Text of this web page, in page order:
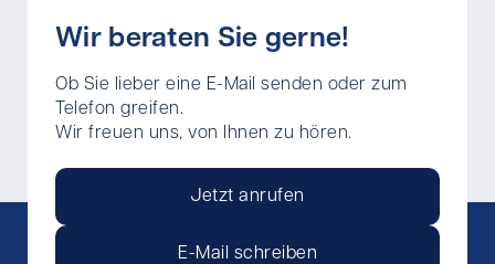
Wir beraten Sie gerne!
Ob Sie lieber eine E-Mail senden oder zum
Telefon greifen.
Wir freuen uns, von Ihnen zu hören.
Jetzt anrufen
E-Mail schreiben